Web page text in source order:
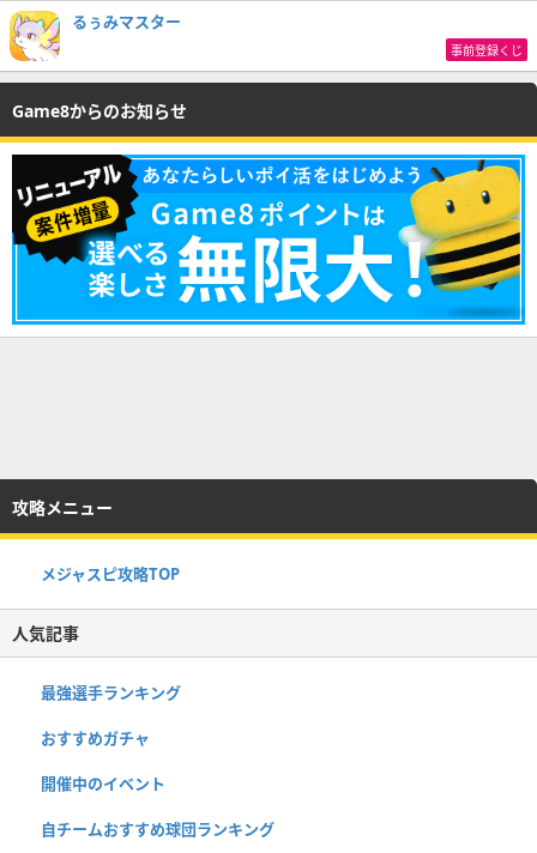
るぅみマスター
事前登録くじ
Game8からのお知らせ
攻略メニュー
メジャスピ攻略TOP
人気記事
最強選手ランキング
おすすめガチャ
開催中のイベント
自チームおすすめ球団ランキング